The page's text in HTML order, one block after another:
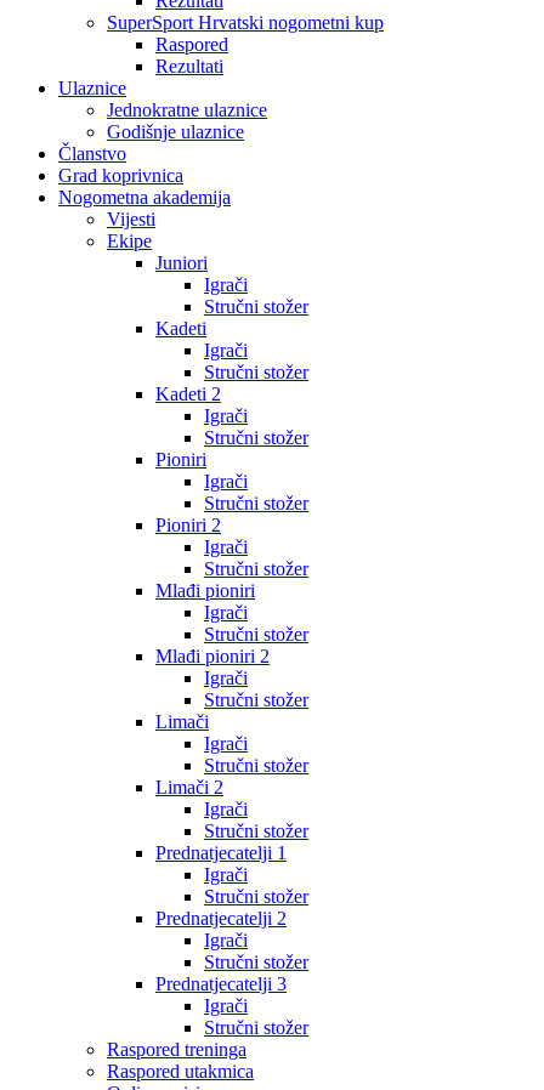
SuperSport Hrvatski nogometni kup
Raspored
Rezultati
Ulaznice
Jednokratne ulaznice
Godišnje ulaznice
Članstvo
Grad koprivnica
Nogometna akademija
Vijesti
Ekipe
Juniori
Igrači
Stručni stožer
Kadeti
Igrači
Stručni stožer
Kadeti 2
Igrači
Stručni stožer
Pioniri
Igrači
Stručni stožer
Pioniri 2
Igrači
Stručni stožer
Mlađi pioniri
Igrači
Stručni stožer
Mlađi pioniri 2
Igrači
Stručni stožer
Limači
Igrači
Stručni stožer
Limači 2
Igrači
Stručni stožer
Prednatjecatelji 1
Igrači
Stručni stožer
Prednatjecatelji 2
Igrači
Stručni stožer
Prednatjecatelji 3
Igrači
Stručni stožer
Raspored treninga
Raspored utakmica